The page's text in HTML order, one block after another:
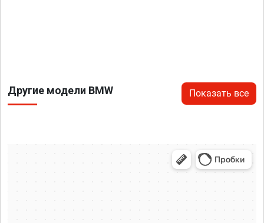
Другие модели BMW Показать все